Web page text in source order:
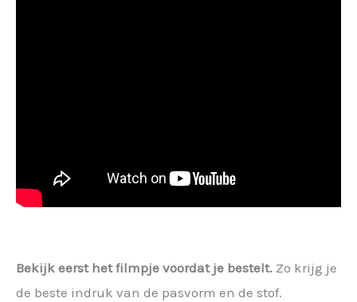
Bekijk eerst het filmpje voordat je bestelt. Zo krijg je
de beste indruk van de pasvorm en de stof.